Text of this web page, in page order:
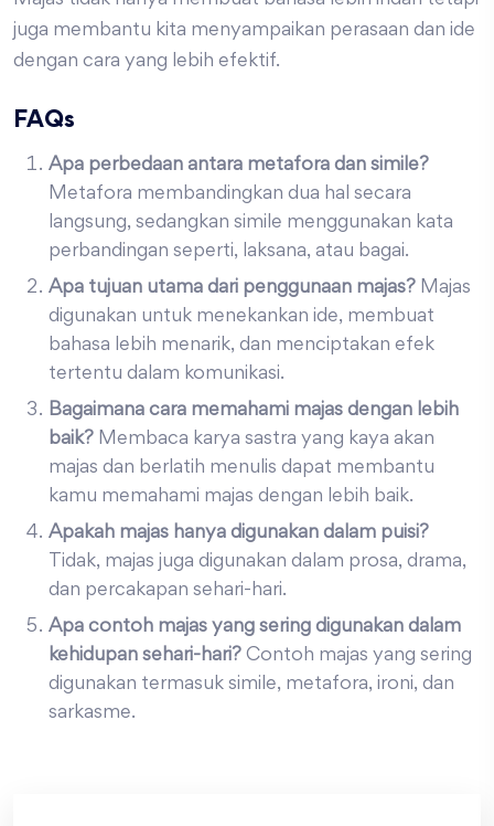
juga membantu kita menyampaikan perasaan dan ide
dengan cara yang lebih efektif.
FAQs
Apa perbedaan antara metafora dan simile?
Metafora membandingkan dua hal secara
langsung, sedangkan simile menggunakan kata
perbandingan seperti, laksana, atau bagai.
Apa tujuan utama dari penggunaan majas? Majas
digunakan untuk menekankan ide, membuat
bahasa lebih menarik, dan menciptakan efek
tertentu dalam komunikasi.
Bagaimana cara memahami majas dengan lebih
baik? Membaca karya sastra yang kaya akan
majas dan berlatih menulis dapat membantu
kamu memahami majas dengan lebih baik.
Apakah majas hanya digunakan dalam puisi?
Tidak, majas juga digunakan dalam prosa, drama,
dan percakapan sehari-hari.
Apa contoh majas yang sering digunakan dalam
kehidupan sehari-hari? Contoh majas yang sering
digunakan termasuk simile, metafora, ironi, dan
sarkasme.